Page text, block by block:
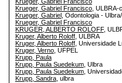
Krueger, Gabriel Francisco, ULBRA-
Krueger, Gabriel
, Odontologia -
Krueger, Gabriel Francisco
KRUGER, ALBERTO ROLOFF,
Kruger, Alberto Roloff, ULBRA
Kruger, Alberto Roloff, Universidade
Kruger, Verno, UFPEL
Krupp, Paula
Krupp, Paula Suedekum, Ulbra
Krupp, Paula Suedekum,
Krupp, Sandra, ulbra